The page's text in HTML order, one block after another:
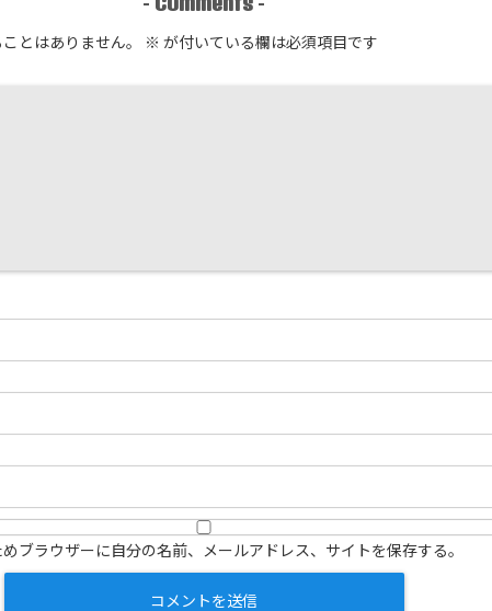
とはありません。 ※ が付いている欄は必須項目です
ブラウザーに自分の名前、メールアドレス、サイトを保存する。